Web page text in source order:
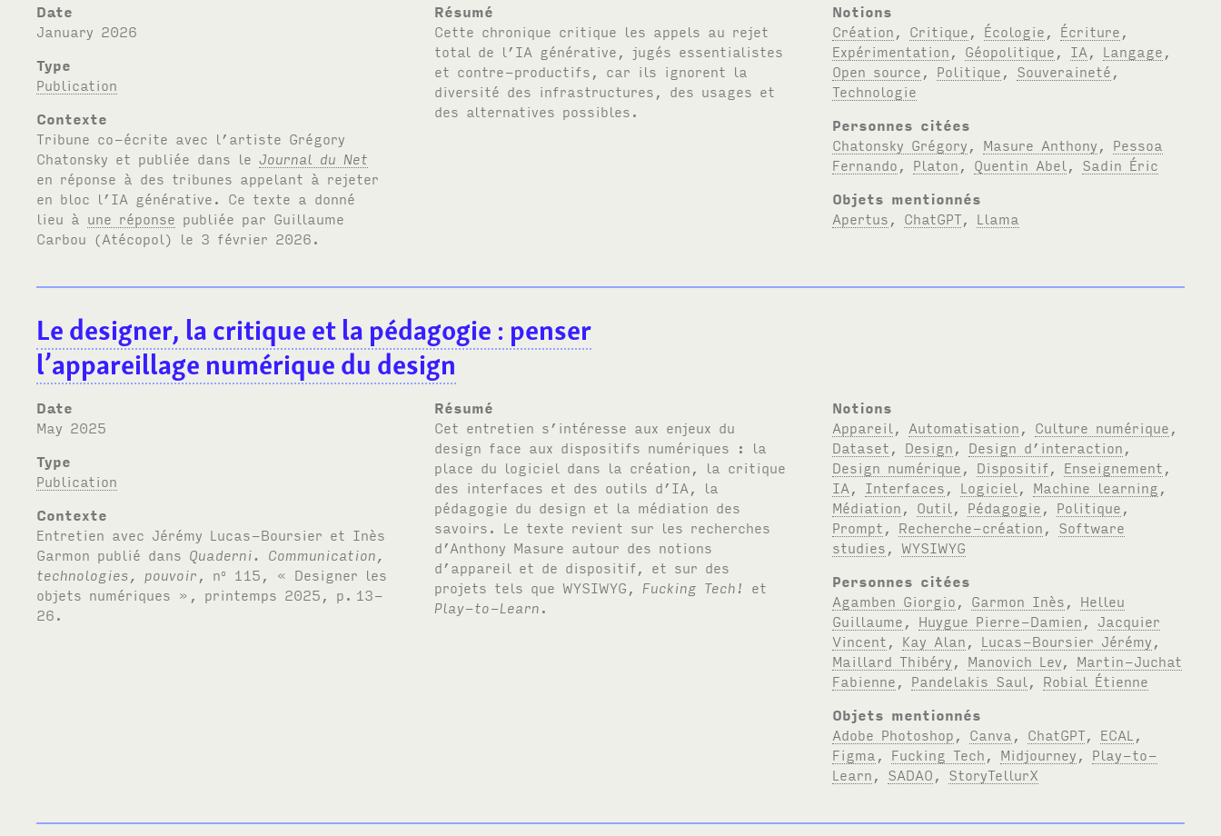
Date
January 2026
Type
Publication
Contexte
Tribune co-écrite avec l’artiste Grégory
Chatonsky et publiée dans leJournal du Net
en réponse à des tribunes appelant à rejeter
en bloc l’ IA générative. Ce texte a donné
lieu à une réponse publiée par Guillaume
Carbou (Atécopol) le 3 février 2026.
Résumé
Cette chronique critique les appels au rejet
total de l’ IA générative, jugés essentialistes
et contre-productifs, car ils ignorent la
diversité des infrastructures, des usages et
des alternatives possibles.
Notions
Création
Critique Écologie Écriture
Expérimentation
Géopolitique IA Langage
Open source
Politique Souveraineté
Technologie
Personnes citées
Chatonsky Grégory
Masure Anthony
Pessoa
Fernando
Platon Quentin Abel
Sadin Éric
Objets mentionnés
Apertus
ChatGPT Llama
Le designer, la critique et la pédagogie : penser
l’appareillage numérique du design
Date
May 2025
Type
Publication
Contexte
Entretien avec Jérémy Lucas-Boursier et Inès
Garmon publié dans Quaderni. Communication,
technologies, pouvoir , no
115, « Designer les
objets numériques », printemps 2025, p. 13-
26.
Résumé
Cet entretien s’intéresse aux enjeux du
design face aux dispositifs numériques : la
place du logiciel dans la création, la critique
des interfaces et des outils d’ IA , la
pédagogie du design et la médiation des
savoirs. Le texte revient sur les recherches
d’Anthony Masure autour des notions
d’appareil et de dispositif, et sur des
projets tels queWYSIWYG Fucking Tech! et
Play-to-Learn .
Notions
Appareil
Automatisation Culture numérique
Dataset
Design Design d’interaction
Design numérique
Dispositif Enseignement
IA
Interfaces Logiciel Machine learning
Médiation
Outil Pédagogie Politique
Prompt
Recherche-création
Software
studies ,WYSIWYG
Personnes citées
Agamben Giorgio
Garmon Inès
Helleu
Guillaume
Huygue Pierre-Damien
Jacquier
Vincent
Kay Alan Lucas-Boursier Jérémy
Maillard Thibéry
Manovich Lev
Martin-Juchat
Fabienne
Pandelakis Saul
Robial Étienne
Objets mentionnés
Adobe Photoshop
Canva ChatGPT ECAL
Figma
Fucking Tech Midjourney
Play-to-
Learn
SADAO StoryTellurX